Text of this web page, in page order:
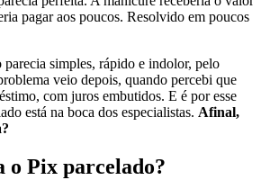
pagar aos poucos. Resolvido em poucos
simples, rápido e indolor, pelo
veio depois, quando percebi que
com juros embutidos. E é por esse
está na boca dos especialistas. Afinal,
o Pix parcelado?